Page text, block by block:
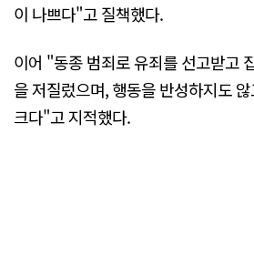
이 나쁘다"고 질책했다.
이어 "동종 범죄로 유죄를 선고받고
을 저질렀으며, 행동을 반성하지도
크다"고 지적했다.